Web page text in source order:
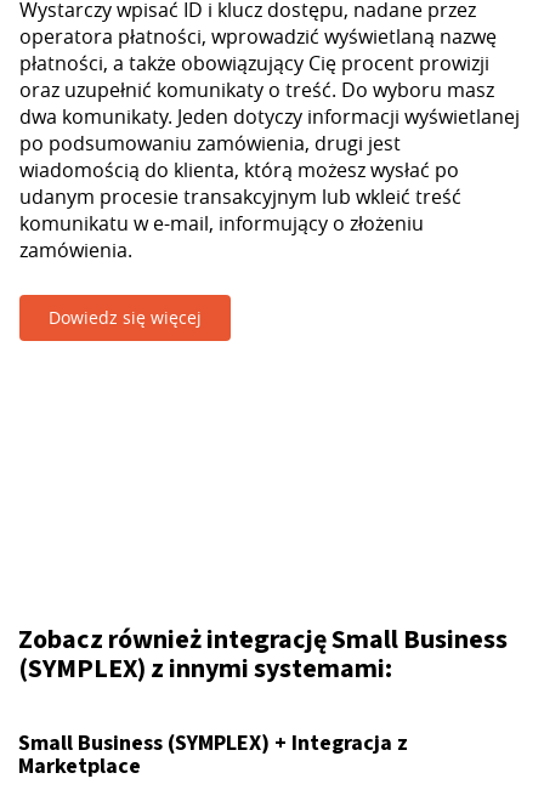
Wystarczy wpisać ID i klucz dostępu, nadane przez
operatora płatności, wprowadzić wyświetlaną nazwę
płatności, a także obowiązujący Cię procent prowizji
oraz uzupełnić komunikaty o treść. Do wyboru masz
dwa komunikaty. Jeden dotyczy informacji wyświetlanej
po podsumowaniu zamówienia, drugi jest
wiadomością do klienta, którą możesz wysłać po
udanym procesie transakcyjnym lub wkleić treść
komunikatu w e-mail, informujący o złożeniu
zamówienia.
Dowiedz się więcej
Zobacz również integrację Small Business
(SYMPLEX) z innymi systemami:
Small Business (SYMPLEX) + Integracja z
Marketplace